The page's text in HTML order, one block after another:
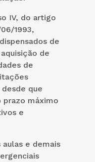
IV, do artigo
1993,
de
de
de
que
prazo máximo
e
aulas e demais